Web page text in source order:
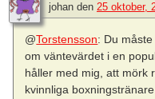
johan den 25 oktober,
@Torstensson: Du
om väntevärdet i en
håller med mig, att mörk
kvinnliga